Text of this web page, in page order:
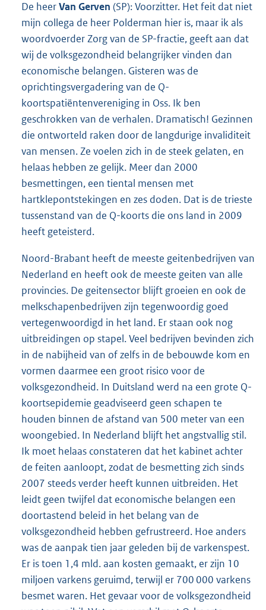
De heerVan Gerven (SP): Voorzitter. Het feit dat niet
mijn collega de heer Polderman hier is, maar ik als
woordvoerder Zorg van de SP-fractie, geeft aan dat
wij de volksgezondheid belangrijker vinden dan
economische belangen. Gisteren was de
oprichtingsvergadering van de Q-
koortspatiëntenvereniging in Oss. Ik ben
geschrokken van de verhalen. Dramatisch! Gezinnen
die ontworteld raken door de langdurige invaliditeit
van mensen. Ze voelen zich in de steek gelaten, en
helaas hebben ze gelijk. Meer dan 2000
besmettingen, een tiental mensen met
hartklepontstekingen en zes doden. Dat is de trieste
tussenstand van de Q-koorts die ons land in 2009
heeft geteisterd.
Noord-Brabant heeft de meeste geitenbedrijven van
Nederland en heeft ook de meeste geiten van alle
provincies. De geitensector blijft groeien en ook de
melkschapenbedrijven zijn tegenwoordig goed
vertegenwoordigd in het land. Er staan ook nog
uitbreidingen op stapel. Veel bedrijven bevinden zich
in de nabijheid van of zelfs in de bebouwde kom en
vormen daarmee een groot risico voor de
volksgezondheid. In Duitsland werd na een grote Q-
koortsepidemie geadviseerd geen schapen te
houden binnen de afstand van 500 meter van een
woongebied. In Nederland blijft het angstvallig stil.
Ik moet helaas constateren dat het kabinet achter
de feiten aanloopt, zodat de besmetting zich sinds
2007 steeds verder heeft kunnen uitbreiden. Het
leidt geen twijfel dat economische belangen een
doortastend beleid in het belang van de
volksgezondheid hebben gefrustreerd. Hoe anders
was de aanpak tien jaar geleden bij de varkenspest.
Er is toen 1,4 mld. aan kosten gemaakt, er zijn 10
miljoen varkens geruimd, terwijl er 700 000 varkens
besmet waren. Het gevaar voor de volksgezondheid